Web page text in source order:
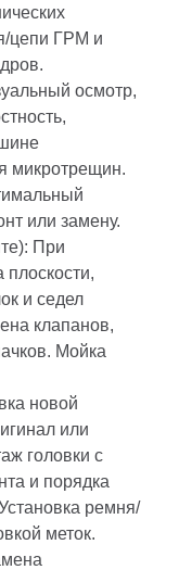
цепи ГРМ и
осмотр,
микротрещин.
или замену.
При
и седел
клапанов,
Мойка
новой
или
головки с
и порядка
ремня/
меток.